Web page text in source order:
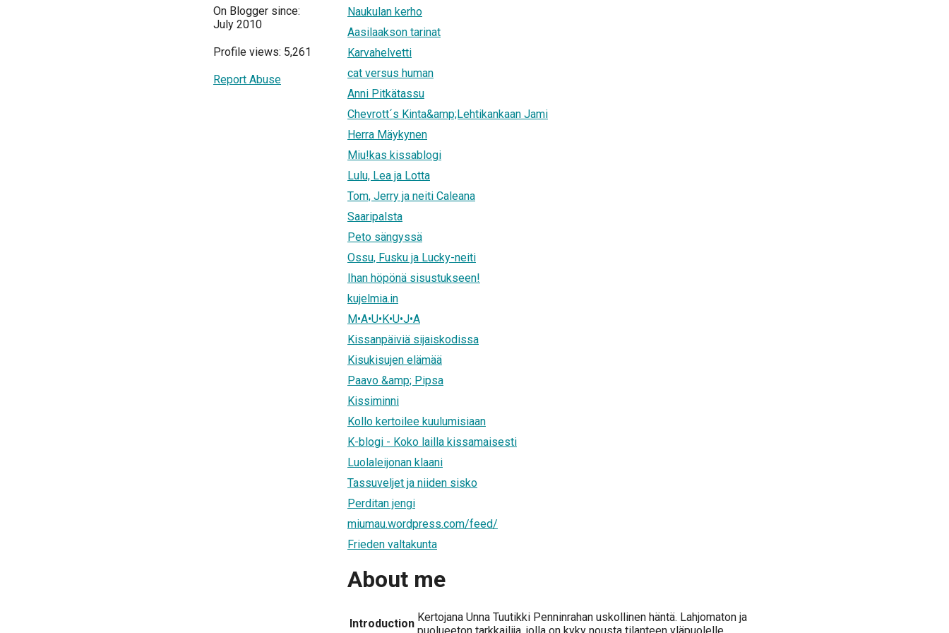
On Blogger since:
July 2010
Profile views: 5,261
Report Abuse
Naukulan kerho
Aasilaakson tarinat
Karvahelvetti
cat versus human
Anni Pitkätassu
Chevrott´s Kinta&amp;Lehtikankaan Jami
Herra Mäykynen
Miu!kas kissablogi
Lulu, Lea ja Lotta
Tom, Jerry ja neiti Caleana
Saaripalsta
Peto sängyssä
Ossu, Fusku ja Lucky-neiti
Ihan höpönä sisustukseen!
kujelmia.in
M•A•U•K•U•J•A
Kissanpäiviä sijaiskodissa
Kisukisujen elämää
Paavo &amp; Pipsa
Kissiminni
Kollo kertoilee kuulumisiaan
K-blogi - Koko lailla kissamaisesti
Luolaleijonan klaani
Tassuveljet ja niiden sisko
Perditan jengi
miumau.wordpress.com/feed/
Frieden valtakunta
About me
Introduction Kertojana Unna Tuutikki Penninrahan uskollinen häntä. Lahjomaton ja
puolueeton tarkkailija, jolla on kyky nousta tilanteen yläpuolelle.